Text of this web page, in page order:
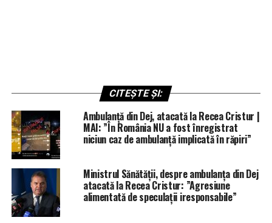
CITEȘTE ȘI:
Ambulanță din Dej, atacată la Recea Cristur |
MAI: ”În România NU a fost înregistrat
niciun caz de ambulanță implicată în răpiri”
Ministrul Sănătății, despre ambulanța din Dej
atacată la Recea Cristur: ”Agresiune
alimentată de speculații iresponsabile”